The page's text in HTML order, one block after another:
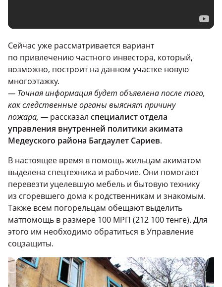
Сейчас уже рассматривается вариант
по привлечению частного инвестора, который,
возможно, построит на данном участке новую
многоэтажку.
— Точная информация будет объявлена после того,
как следственные органы выяснят причину
пожара, — рассказал специалист отдела
управления внутренней политики акимата
Медеуского района Багдаулет Сариев.
В настоящее время в помощь жильцам акиматом
выделена спецтехника и рабочие. Они помогают
перевезти уцелевшую мебель и бытовую технику
из сгоревшего дома к родственникам и знакомым.
Также всем погорельцам обещают выделить
матпомощь в размере 100 МРП (212 100 тенге). Для
этого им необходимо обратиться в Управление
соцзащиты.